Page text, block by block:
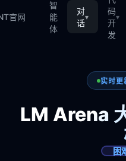
官网
智
能
体
对
话
▾
码
开
发
▾
实时更
LM Arena
困